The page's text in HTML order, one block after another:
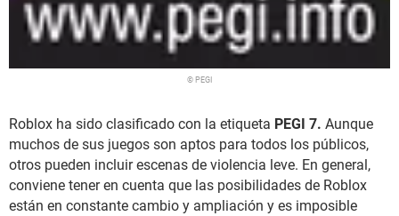
© PEGI
Roblox ha sido clasificado con la etiqueta PEGI 7. Aunque
muchos de sus juegos son aptos para todos los públicos,
otros pueden incluir escenas de violencia leve. En general,
conviene tener en cuenta que las posibilidades de Roblox
están en constante cambio y ampliación y es imposible